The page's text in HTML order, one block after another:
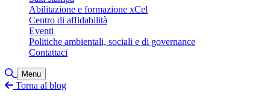
Abilitazione e formazione xCel
Centro di affidabilità
Eventi
Politiche ambientali, sociali e di governance
Contattaci
Attiva/disattiva ricerca
Menu
Torna al blog